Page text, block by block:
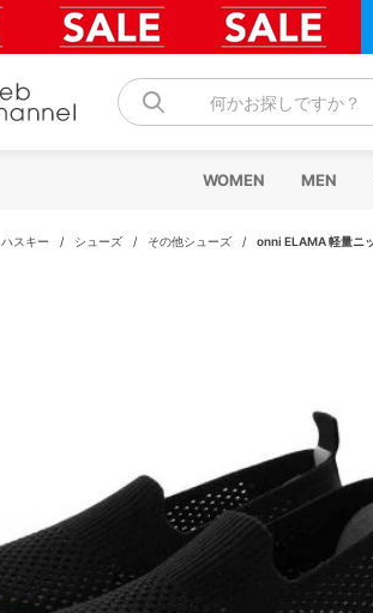
何かお探しですか？
WOMEN MEN
ハスキー / シューズ / その他シューズ / onni ELAMA 軽量ニ